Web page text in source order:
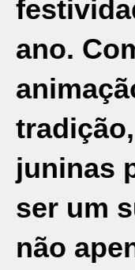
ano.
juninas
ser um
não